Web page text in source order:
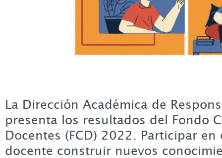
La Dirección Académica de
presenta los resultados del Fondo
Docentes (FCD) 2022. Participar en
docente construir nuevos